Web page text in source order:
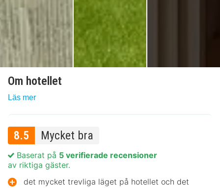
Om hotellet
Läs mer
8.5 Mycket bra
Baserat på 5 verifierade recensioner
av riktiga gäster.
det mycket trevliga läget på hotellet och det